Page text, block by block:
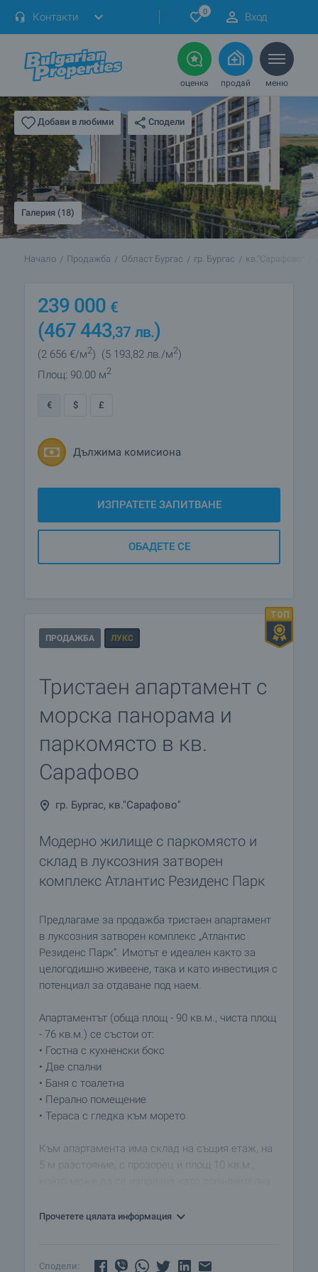
Контакти 0 Вход
оценка продай меню
Добави в любими Сподели
Галерия (18)
Начало Продажба Област Бургас гр. Бургас кв."Сарафово"
239 000 €
(467 443,37 лв.)
(2 656 €/м2) (5 193,82 лв./м2)
Площ: 90.00 м2
€ $ £
Дължима комисиона
ИЗПРАТЕТЕ ЗАПИТВАНЕ
ОБАДЕТЕ СЕ
ПРОДАЖБА ЛУКС
Тристаен апартамент с
морска панорама и
паркомясто в кв.
Сарафово
гр. Бургас, кв."Сарафово"
Модерно жилище с паркомясто и
склад в луксозния затворен
комплекс Атлантис Резиденс Парк
Предлагаме за продажба тристаен апартамент
в луксозния затворен комплекс „Атлантис
Резиденс Парк“. Имотът е идеален както за
целогодишно живеене, така и като инвестиция с
потенциал за отдаване под наем.
Апартаментът (обща площ - 90 кв.м., чиста площ
- 76 кв.м.) се състои от:
• Гостна с кухненски бокс
• Две спални
• Баня с тоалетна
• Перално помещение
• Тераса с гледка към морето
Към апартамента има склад на същия етаж, на
5 м разстояние, с прозорец и площ 10 кв.м.,
електромобил.
Прочетете цялата информация
Сподели: